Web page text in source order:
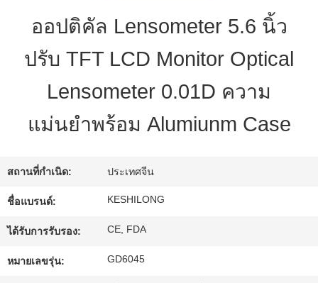
ควบคุม
คุณภาพ
ติดต่อ
ขอ
ใบ
เสนอ
ออปติคัล Lensometer 5.6 นิ้ว
ปรับ TFT LCD Monitor Optical
Lensometer 0.01D ความ
แม่นยำพร้อม Alumiunm Case
สถานที่กำเนิด: ประเทศจีน
ชื่อแบรนด์: KESHILONG
ได้รับการรับรอง: CE, FDA
หมายเลขรุ่น: GD6045